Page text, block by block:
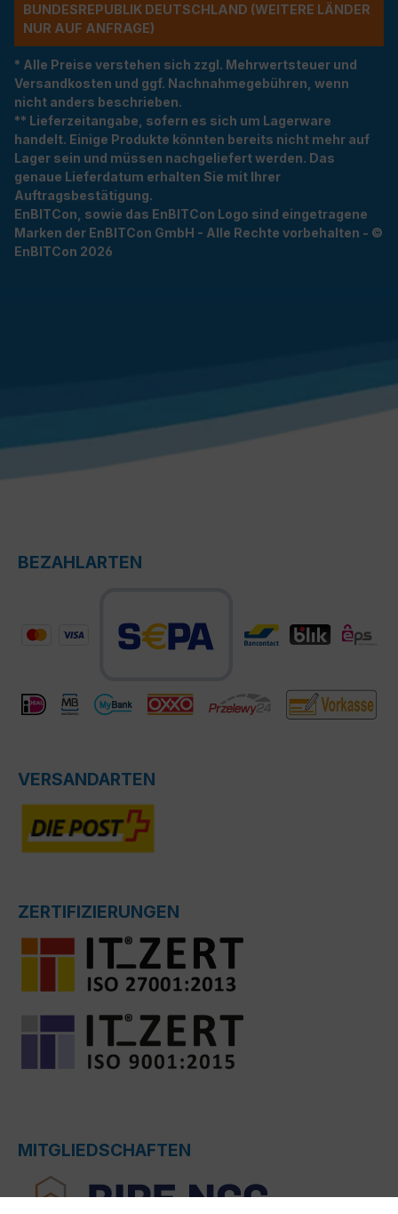
NDESREPUBLIK DEUTSCHLAND (WEITERE LÄNDER NU
R AUF ANFRAGE)
* Alle Preise verstehen sich zzgl. Mehrwertsteuer und
Versandkosten und ggf. Nachnahmegebühren, wenn
nicht anders beschrieben.
** Lieferzeitangabe, sofern es sich um Lagerware
handelt. Einige Produkte könnten bereits nicht mehr auf
Lager sein und müssen nachgeliefert werden. Das
genaue Lieferdatum erhalten Sie mit Ihrer
Auftragsbestätigung.
EnBITCon, sowie das EnBITCon Logo sind eingetragene
Marken der EnBITCon GmbH - Alle Rechte vorbehalten - ©
EnBITCon 2026
BEZAHLARTEN
VERSANDARTEN
ZERTIFIZIERUNGEN
MITGLIEDSCHAFTEN